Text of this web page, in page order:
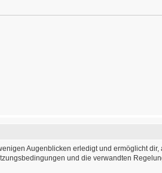
Augenblicken erledigt und ermöglicht
und die verwandten